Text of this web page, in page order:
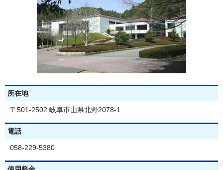
所在地
〒501-2502 岐阜市山県北野2078-1
電話
058-229-5380